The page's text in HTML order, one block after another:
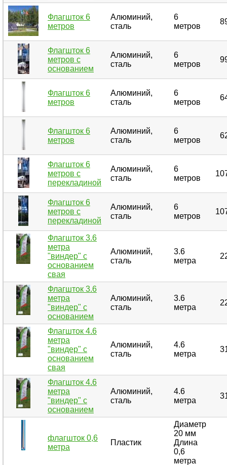
Флагшток 6
метров
Алюминий,
сталь
6
метров
Флагшток 6
метров с
основанием
Алюминий,
сталь
6
метров
Флагшток 6
метров
Алюминий,
сталь
6
метров
Флагшток 6
метров
Алюминий,
сталь
6
метров
Флагшток 6
метров с
перекладиной
Алюминий,
сталь
6
метров
Флагшток 6
метров с
перекладиной
Алюминий,
сталь
6
метров
Флагшток 3.6
метра
"виндер" с
основанием
свая
Алюминий,
сталь
3.6
метра
Флагшток 3.6
метра
"виндер" с
основанием
Алюминий,
сталь
3.6
метра
Флагшток 4.6
метра
"виндер" с
основанием
свая
Алюминий,
сталь
4.6
метра
Флагшток 4.6
метра
"виндер" с
основанием
Алюминий,
сталь
4.6
метра
флагшток 0,6
метра
Пластик
Диаметр
20 мм
Длина
0,6
метра